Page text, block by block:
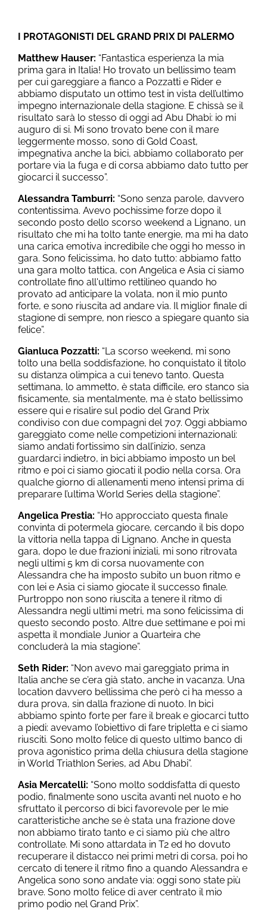
I PROTAGONISTI DEL GRAND PRIX DI PALERMO
Matthew Hauser: “Fantastica esperienza la mia
prima gara in Italia! Ho trovato un bellissimo team
per cui gareggiare a fianco a Pozzatti e Rider e
abbiamo disputato un ottimo test in vista dell’ultimo
impegno internazionale della stagione. E chissà se il
risultato sarà lo stesso di oggi ad Abu Dhabi: io mi
auguro di si. Mi sono trovato bene con il mare
leggermente mosso, sono di Gold Coast,
impegnativa anche la bici, abbiamo collaborato per
portare via la fuga e di corsa abbiamo dato tutto per
giocarci il successo”.
Alessandra Tamburri: “Sono senza parole, davvero
contentissima. Avevo pochissime forze dopo il
secondo posto dello scorso weekend a Lignano, un
risultato che mi ha tolto tante energie, ma mi ha dato
una carica emotiva incredibile che oggi ho messo in
gara. Sono felicissima, ho dato tutto: abbiamo fatto
una gara molto tattica, con Angelica e Asia ci siamo
controllate fino all'ultimo rettilineo quando ho
provato ad anticipare la volata, non il mio punto
forte, e sono riuscita ad andare via. Il miglior finale di
stagione di sempre, non riesco a spiegare quanto sia
felice”.
Gianluca Pozzatti: “La scorso weekend, mi sono
tolto una bella soddisfazione, ho conquistato il titolo
su distanza olimpica a cui tenevo tanto. Questa
settimana, lo ammetto, è stata difficile, ero stanco sia
fisicamente, sia mentalmente, ma è stato bellissimo
essere qui e risalire sul podio del Grand Prix
condiviso con due compagni del 707. Oggi abbiamo
gareggiato come nelle competizioni internazionali:
siamo andati fortissimo sin dall’inizio, senza
guardarci indietro, in bici abbiamo imposto un bel
ritmo e poi ci siamo giocati il podio nella corsa. Ora
qualche giorno di allenamenti meno intensi prima di
preparare l’ultima World Series della stagione”.
Angelica Prestia: “Ho approcciato questa finale
convinta di potermela giocare, cercando il bis dopo
la vittoria nella tappa di Lignano. Anche in questa
gara, dopo le due frazioni iniziali, mi sono ritrovata
negli ultimi 5 km di corsa nuovamente con
Alessandra che ha imposto subito un buon ritmo e
con lei e Asia ci siamo giocate il successo finale.
Purtroppo non sono riuscita a tenere il ritmo di
Alessandra negli ultimi metri, ma sono felicissima di
questo secondo posto. Altre due settimane e poi mi
aspetta il mondiale Junior a Quarteira che
concluderà la mia stagione”.
Seth Rider: “Non avevo mai gareggiato prima in
Italia anche se c’era già stato, anche in vacanza. Una
location davvero bellissima che però ci ha messo a
dura prova, sin dalla frazione di nuoto. In bici
abbiamo spinto forte per fare il break e giocarci tutto
a piedi: avevamo l’obiettivo di fare tripletta e ci siamo
riusciti. Sono molto felice di questo ultimo banco di
prova agonistico prima della chiusura della stagione
in World Triathlon Series, ad Abu Dhabi”.
Asia Mercatelli: “Sono molto soddisfatta di questo
podio, finalmente sono uscita avanti nel nuoto e ho
sfruttato il percorso di bici favorevole per le mie
caratteristiche anche se è stata una frazione dove
non abbiamo tirato tanto e ci siamo più che altro
controllate. Mi sono attardata in T2 ed ho dovuto
recuperare il distacco nei primi metri di corsa, poi ho
cercato di tenere il ritmo fino a quando Alessandra e
Angelica sono sono andate via: oggi sono state più
brave. Sono molto felice di aver centrato il mio
primo podio nel Grand Prix”.